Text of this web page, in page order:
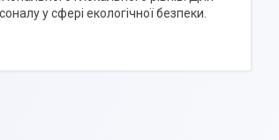
у сфері екологічної безпеки.